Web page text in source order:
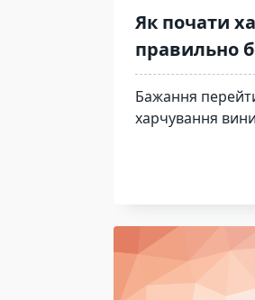
Як почати
правильно
Бажання
харчування